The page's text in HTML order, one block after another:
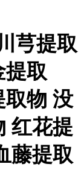
芎提取
提取
取物 没
红花提
藤提取